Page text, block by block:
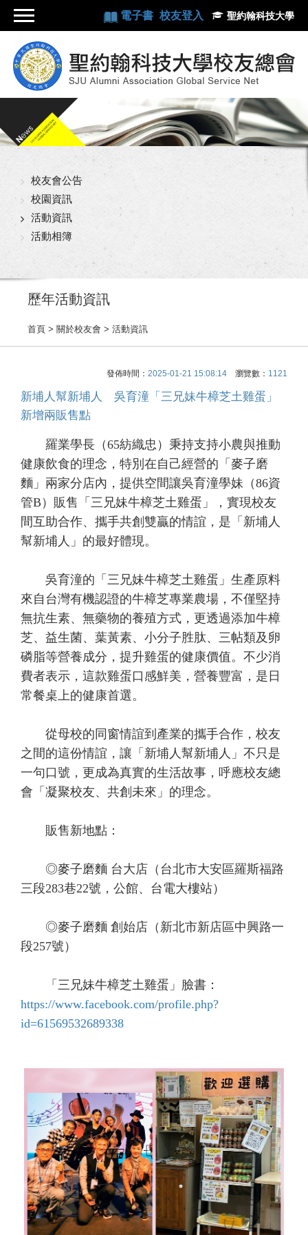
電子書 校友登入 聖約翰科技大學
校友會公告
校園資訊
活動資訊
活動相簿
歷年活動資訊
首頁 > 關於校友會 > 活動資訊
發佈時間： 2025-01-21 15:08:14 瀏覽數： 1121
新埔人幫新埔人 吳育潼「三兄妹牛樟芝土雞蛋」
新增兩販售點
羅業學長（65紡織忠）秉持支持小農與推動
健康飲食的理念，特別在自己經營的「麥子磨
麵」兩家分店內，提供空間讓吳育潼學妹（86資
管B）販售「三兄妹牛樟芝土雞蛋」，實現校友
間互助合作、攜手共創雙贏的情誼，是「新埔人
幫新埔人」的最好體現。
吳育潼的「三兄妹牛樟芝土雞蛋」生產原料
來自台灣有機認證的牛樟芝專業農場，不僅堅持
無抗生素、無藥物的養殖方式，更透過添加牛樟
芝、益生菌、葉黃素、小分子胜肽、三帖類及卵
磷脂等營養成分，提升雞蛋的健康價值。不少消
費者表示，這款雞蛋口感鮮美，營養豐富，是日
常餐桌上的健康首選。
從母校的同窗情誼到產業的攜手合作，校友
之間的這份情誼，讓「新埔人幫新埔人」不只是
一句口號，更成為真實的生活故事，呼應校友總
會「凝聚校友、共創未來」的理念。
販售新地點：
◎麥子磨麵 台大店（台北市大安區羅斯福路
三段283巷22號，公館、台電大樓站）
◎麥子磨麵 創始店（新北市新店區中興路一
段257號）
「三兄妹牛樟芝土雞蛋」臉書：
https://www.facebook.com/profile.php?
id=61569532689338